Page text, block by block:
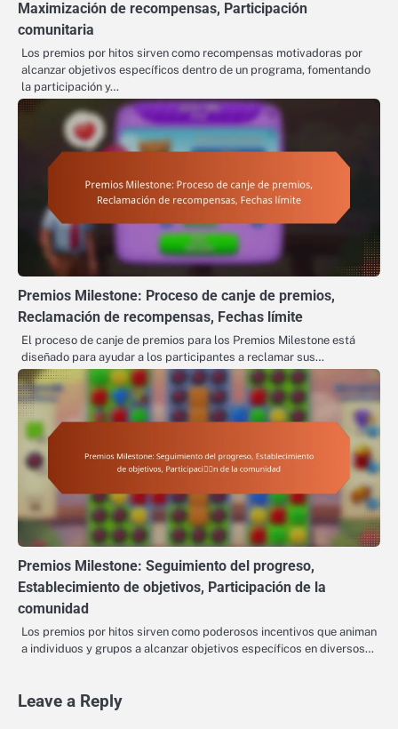
Maximización de recompensas, Participación
comunitaria
Los premios por hitos sirven como recompensas motivadoras por
alcanzar objetivos específicos dentro de un programa, fomentando
la participación y…
Premios Milestone: Proceso de canje de premios,
Reclamación de recompensas, Fechas límite
El proceso de canje de premios para los Premios Milestone está
diseñado para ayudar a los participantes a reclamar sus…
Premios Milestone: Seguimiento del progreso,
Establecimiento de objetivos, Participación de la
comunidad
Los premios por hitos sirven como poderosos incentivos que animan
a individuos y grupos a alcanzar objetivos específicos en diversos…
Leave a Reply